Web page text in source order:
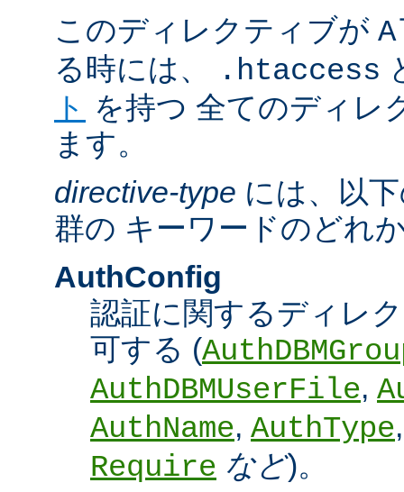
このディレクティブが
る時には、
.htaccess
ト を持つ 全てのディレ
ます。
directive-type には、以
群の キーワードのどれ
AuthConfig
認証に関するディレ
可する (
AuthDBMUserFile,
AuthName, AuthType
Require など)。